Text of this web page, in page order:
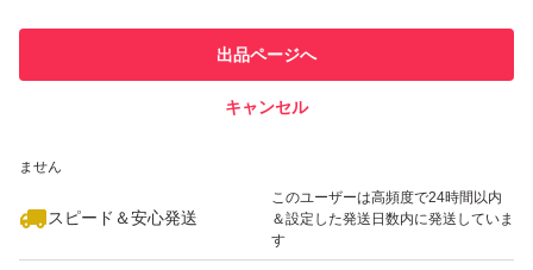
での取引実績があります
ません
スピード＆安心発送
このユーザーは高頻度で24時間以内
＆設定した発送日数内に発送していま
す
出品ページへ
キャンセル